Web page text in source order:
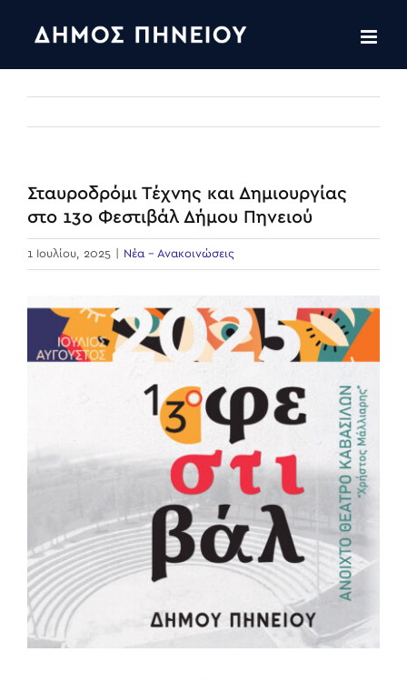
Σταυροδρόμι Τέχνης και Δημιουργίας
στο 13ο Φεστιβάλ Δήμου Πηνειού
1 Ιουλίου, 2025 Νέα - Ανακοινώσεις
View
Larger
Image